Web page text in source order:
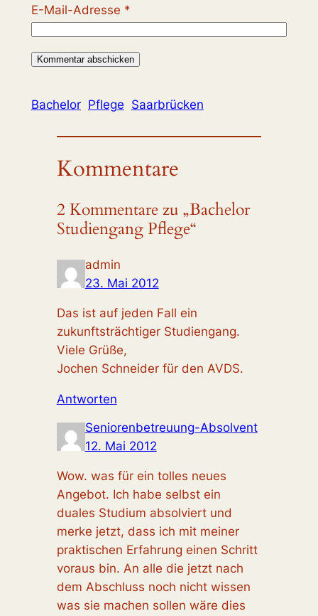
E-Mail-Adresse *
Bachelor Pflege Saarbrücken
Kommentare
2 Kommentare zu „Bachelor
Studiengang Pflege“
admin
23. Mai 2012
Das ist auf jeden Fall ein
zukunftsträchtiger Studiengang.
Viele Grüße,
Jochen Schneider für den AVDS.
Antworten
Seniorenbetreuung-Absolvent
12. Mai 2012
Wow. was für ein tolles neues
Angebot. Ich habe selbst ein
duales Studium absolviert und
merke jetzt, dass ich mit meiner
praktischen Erfahrung einen Schritt
voraus bin. An alle die jetzt nach
dem Abschluss noch nicht wissen
was sie machen sollen wäre dies